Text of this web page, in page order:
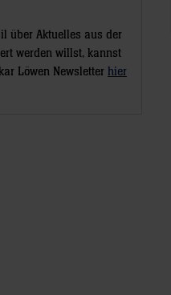
über Aktuelles aus der
werden willst, kannst
Löwen Newsletter hier